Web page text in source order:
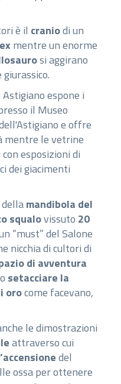
è il craniodi un
mentre un enorme
si aggirano
espone i
il Museo
e offre
mentre le vetrine
esposizioni di
dei giacimenti
mandibola del
squalovissuto 20
“must” del Salone
nicchia di cultori di
di avventura
setacciare la
orocome facevano,
le dimostrazioni
attraverso cui
del
ossa per ottenere